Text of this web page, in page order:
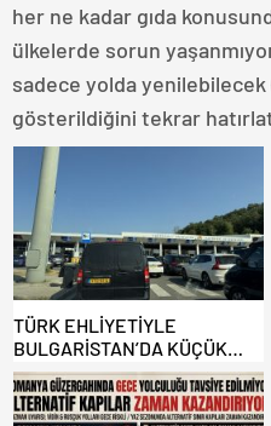
her ne kadar gıda
ülkelerde sorun
sadece yolda yenilebilecek
gösterildiğini tekrar
TÜRK EHLİYETİYLE
BULGARİSTAN’DA KÜÇÜK
HATA, ARACINA 6 AY EL
KONULMASINA YOL AÇTI